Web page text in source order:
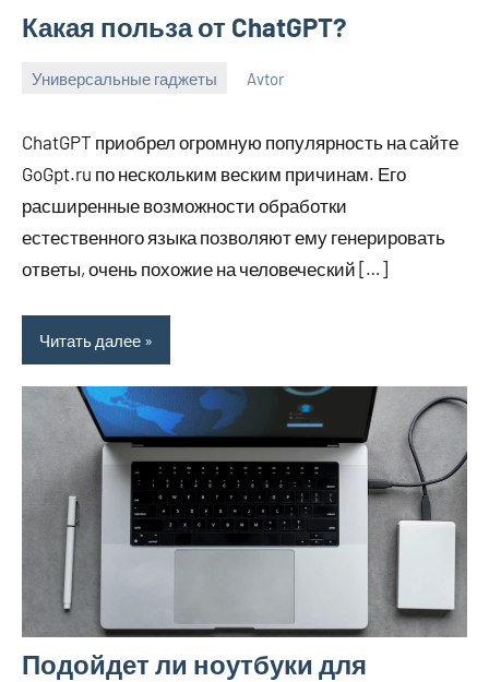
Какая польза от ChatGPT?
Универсальные гаджеты
2023
Avtor
ChatGPT приобрел огромную популярность на сайте
GoGpt.ru по нескольким веским причинам. Его
расширенные возможности обработки
естественного языка позволяют ему генерировать
ответы, очень похожие на человеческий […]
Читать далее
Подойдет ли ноутбуки для